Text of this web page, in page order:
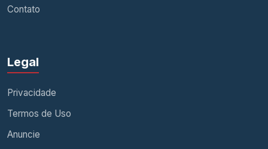
Contato
Legal
Privacidade
Termos de Uso
Anuncie